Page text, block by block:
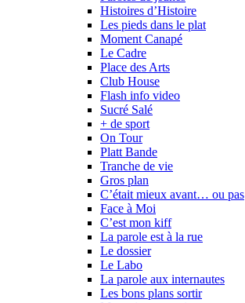
Histoires d’Histoire
Les pieds dans le plat
Moment Canapé
Le Cadre
Place des Arts
Club House
Flash info video
Sucré Salé
+ de sport
On Tour
Platt Bande
Tranche de vie
Gros plan
C’était mieux avant… ou pas
Face à Moi
C’est mon kiff
La parole est à la rue
Le dossier
Le Labo
La parole aux internautes
Les bons plans sortir